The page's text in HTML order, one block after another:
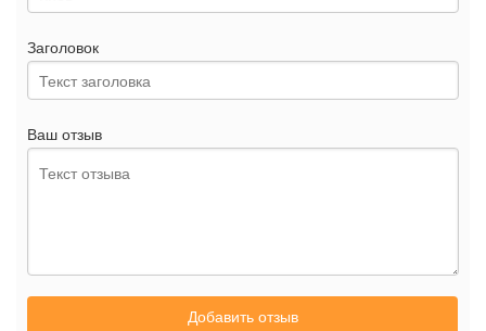
Заголовок
Ваш отзыв
Добавить отзыв